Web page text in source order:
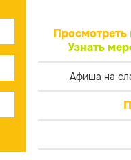
Просмотреть
Узнать
Афиша на